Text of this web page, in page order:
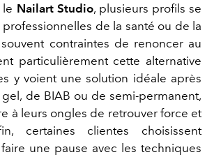
le Nailart Studio, plusieurs profils se
de la santé ou de la
contraintes de renoncer au
particulièrement cette alternative
y voient une solution idéale après
de BIAB ou de semi-permanent,
à leurs ongles de retrouver force et
certaines clientes choisissent
une pause avec les techniques